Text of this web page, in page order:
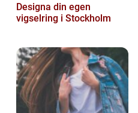
Designa din egen
vigselring i Stockholm